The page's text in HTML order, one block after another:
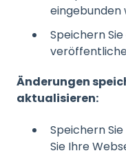
eingebunden
Speichern
Änderungen
aktualisieren:
Speichern
Sie Ihre